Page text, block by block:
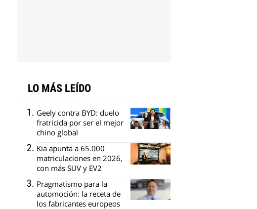
LO MÁS LEÍDO
Geely contra BYD: duelo
fratricida por ser el mejor
chino global
Kia apunta a 65.000
matriculaciones en 2026,
con más SUV y EV2
Pragmatismo para la
automoción: la receta de
los fabricantes europeos